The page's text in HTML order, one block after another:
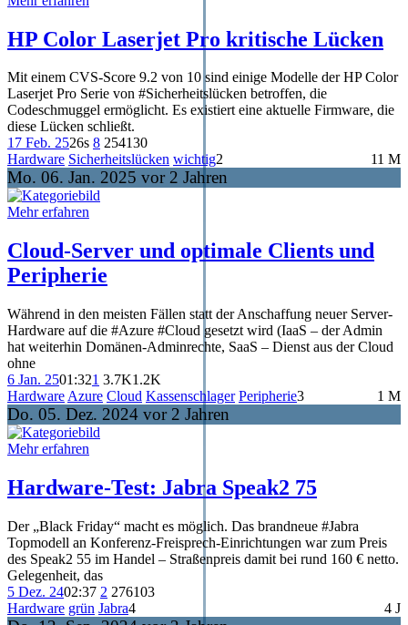
HP Color Laserjet Pro kritische Lücken
Mit einem CVS-Score 9.2 von 10 sind einige Modelle der HP Color
Laserjet Pro Serie von #Sicherheitslücken betroffen, die
Codeschmuggel ermöglicht. Es existiert eine aktuelle Firmware, die
diese Lücken schließt.
17 Feb. 2526s 8 254130
Hardware Sicherheitslücken wichtig2 11 M
Mo. 06. Jan. 2025 vor 2 Jahren
Mehr erfahren
Cloud-Server und optimale Clients und
Peripherie
Während in den meisten Fällen statt der Anschaffung neuer Server-
Hardware auf die #Azure #Cloud gesetzt wird (IaaS – der Admin
hat weiterhin Domänen-Adminrechte, SaaS – Dienst aus der Cloud
ohne
6 Jan. 2501:321 3.7K1.2K
Hardware Azure Cloud Kassenschlager Peripherie3 1 M
Do. 05. Dez. 2024 vor 2 Jahren
Mehr erfahren
Hardware-Test: Jabra Speak2 75
Der „Black Friday“ macht es möglich. Das brandneue #Jabra
Topmodell an Konferenz-Freisprech-Einrichtungen war zum Preis
des Speak2 55 im Handel – Straßenpreis damit bei rund 160 € netto.
Gelegenheit, das
5 Dez. 2402:37 2 276103
Hardware grün Jabra4 4 J